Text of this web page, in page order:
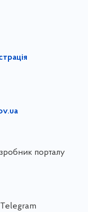
порталу
Telegram